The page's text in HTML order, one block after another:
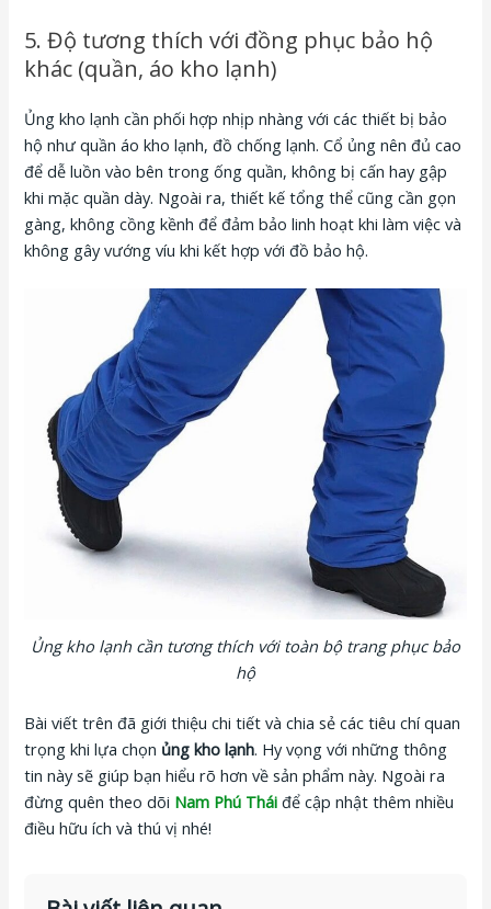
5. Độ tương thích với đồng phục bảo hộ
khác (quần, áo kho lạnh)
Ủng kho lạnh cần phối hợp nhịp nhàng với các thiết bị bảo
hộ như quần áo kho lạnh, đồ chống lạnh. Cổ ủng nên đủ cao
để dễ luồn vào bên trong ống quần, không bị cấn hay gập
khi mặc quần dày. Ngoài ra, thiết kế tổng thể cũng cần gọn
gàng, không cồng kềnh để đảm bảo linh hoạt khi làm việc và
không gây vướng víu khi kết hợp với đồ bảo hộ.
Ủng kho lạnh cần tương thích với toàn bộ trang phục bảo
hộ
Bài viết trên đã giới thiệu chi tiết và chia sẻ các tiêu chí quan
trọng khi lựa chọn ủng kho lạnh. Hy vọng với những thông
tin này sẽ giúp bạn hiểu rõ hơn về sản phẩm này. Ngoài ra
đừng quên theo dõi Nam Phú Thái để cập nhật thêm nhiều
điều hữu ích và thú vị nhé!